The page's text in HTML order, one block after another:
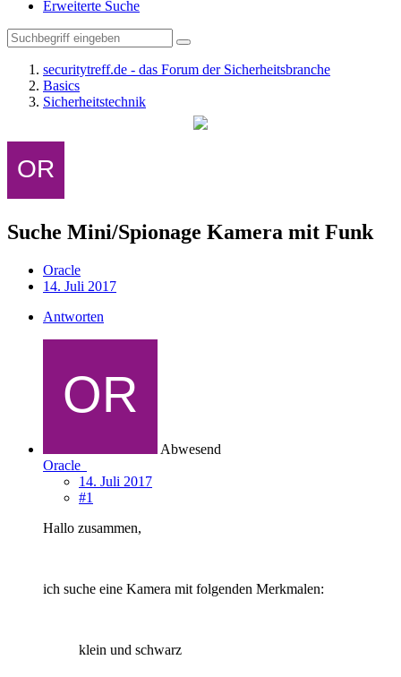
Erweiterte Suche
securitytreff.de - das Forum der Sicherheitsbranche
Basics
Sicherheitstechnik
Suche Mini/Spionage Kamera mit Funk
Oracle
14. Juli 2017
Antworten
Abwesend
Oracle
14. Juli 2017
#1
Hallo zusammen,
ich suche eine Kamera mit folgenden Merkmalen:
klein und schwarz